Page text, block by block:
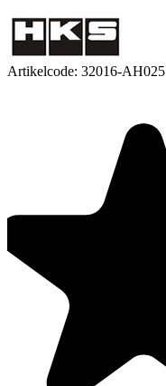
Artikelcode: 32016-AH025